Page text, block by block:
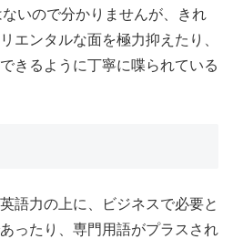
いので分かりませんが、きれ
エンタルな面を極力抑えたり、
きるように丁寧に喋られている
語力の上に、ビジネスで必要と
ったり、専門用語がプラスされ